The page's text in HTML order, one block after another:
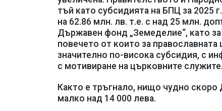
тъй като субсидията на БПЦ за 2025
на 62.86 млн. лв. т.е. с над 25 млн.
Държавен фонд „Земеделие“, като
повечето от които за
значително по-висока субсидия, с
с мотивиране на църковните
Както е тръгнало, нищо чудно скоро
малко над 14 000 лева.